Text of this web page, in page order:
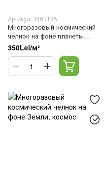
Артикул: 3461195
Многоразовый космический
челнок на фоне планеты
Земля
350Lei/м²